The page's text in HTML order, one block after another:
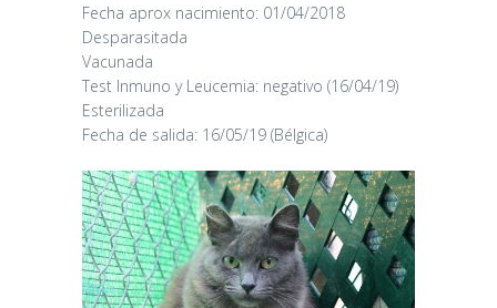
Fecha aprox nacimiento: 01/04/2018
Desparasitada
Vacunada
Test Inmuno y Leucemia: negativo (16/04/19)
Esterilizada
Fecha de salida: 16/05/19 (Bélgica)